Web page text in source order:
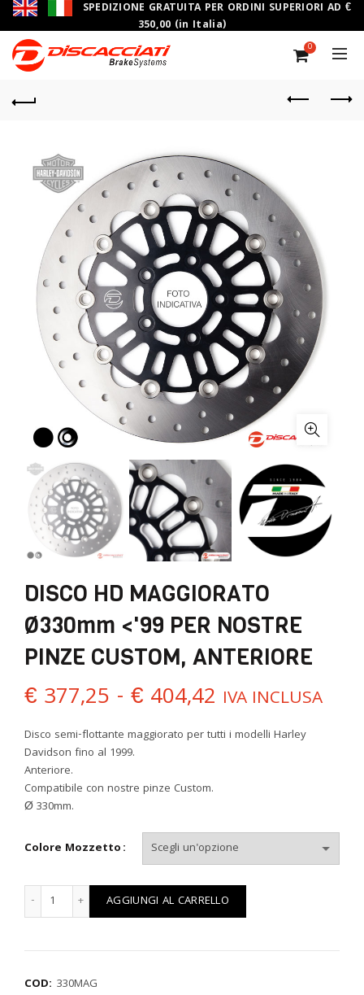
SPEDIZIONE GRATUITA PER ORDINI SUPERIORI AD €
350,00 (in Italia)
0
DISCO HD MAGGIORATO
Ø330mm <'99 PER NOSTRE
PINZE CUSTOM, ANTERIORE
€ 377,25 - € 404,42 Fascia
di
€ 377,25
a
€ 404,42
IVA INCLUSA
Disco semi-flottante maggiorato per tutti i modelli Harley
Davidson fino al 1999.
Anteriore.
Compatibile con nostre pinze Custom.
Ø 330mm.
Colore Mozzetto
DISCO HD MAGGIORATO Ø330mm quantità
AGGIUNGI AL CARRELLO
COD: 330MAG